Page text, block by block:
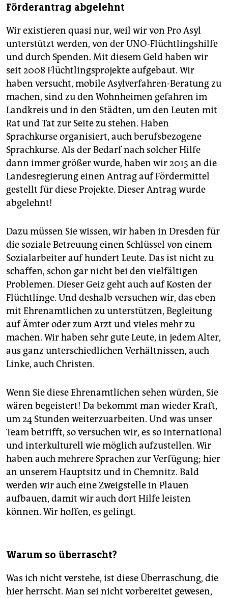
Förderantrag abgelehnt
Wir existieren quasi nur, weil wir von Pro Asyl
unterstützt werden, von der UNO-Flüchtlingshilfe
und durch Spenden. Mit diesem Geld haben wir
seit 2008 Flüchtlingsprojekte aufgebaut. Wir
haben versucht, mobile Asylverfahren-Beratung zu
machen, sind zu den Wohnheimen gefahren im
Landkreis und in den Städten, um den Leuten mit
Rat und Tat zur Seite zu stehen. Haben
Sprachkurse organisiert, auch berufsbezogene
Sprachkurse. Als der Bedarf nach solcher Hilfe
dann immer größer wurde, haben wir 2015 an die
Landesregierung einen Antrag auf Fördermittel
gestellt für diese Projekte. Dieser Antrag wurde
abgelehnt!
Dazu müssen Sie wissen, wir haben in Dresden für
die soziale Betreuung einen Schlüssel von einem
Sozialarbeiter auf hundert Leute. Das ist nicht zu
schaffen, schon gar nicht bei den vielfältigen
Problemen. Dieser Geiz geht auch auf Kosten der
Flüchtlinge. Und deshalb versuchen wir, das eben
mit Ehrenamtlichen zu unterstützen, Begleitung
auf Ämter oder zum Arzt und vieles mehr zu
machen. Wir haben sehr gute Leute, in jedem Alter,
aus ganz unterschiedlichen Verhältnissen, auch
Linke, auch Christen.
Wenn Sie diese Ehrenamtlichen sehen würden, Sie
wären begeistert! Da bekommt man wieder Kraft,
um 24 Stunden weiterzuarbeiten. Und was unser
Team betrifft, so versuchen wir, es so international
und interkulturell wie möglich aufzustellen. Wir
haben auch mehrere Sprachen zur Verfügung; hier
an unserem Hauptsitz und in Chemnitz. Bald
werden wir auch eine Zweigstelle in Plauen
aufbauen, damit wir auch dort Hilfe leisten
können. Wir hoffen, es gelingt.
Warum so überrascht?
Was ich nicht verstehe, ist diese Überraschung, die
hier herrscht. Man sei nicht vorbereitet gewesen,